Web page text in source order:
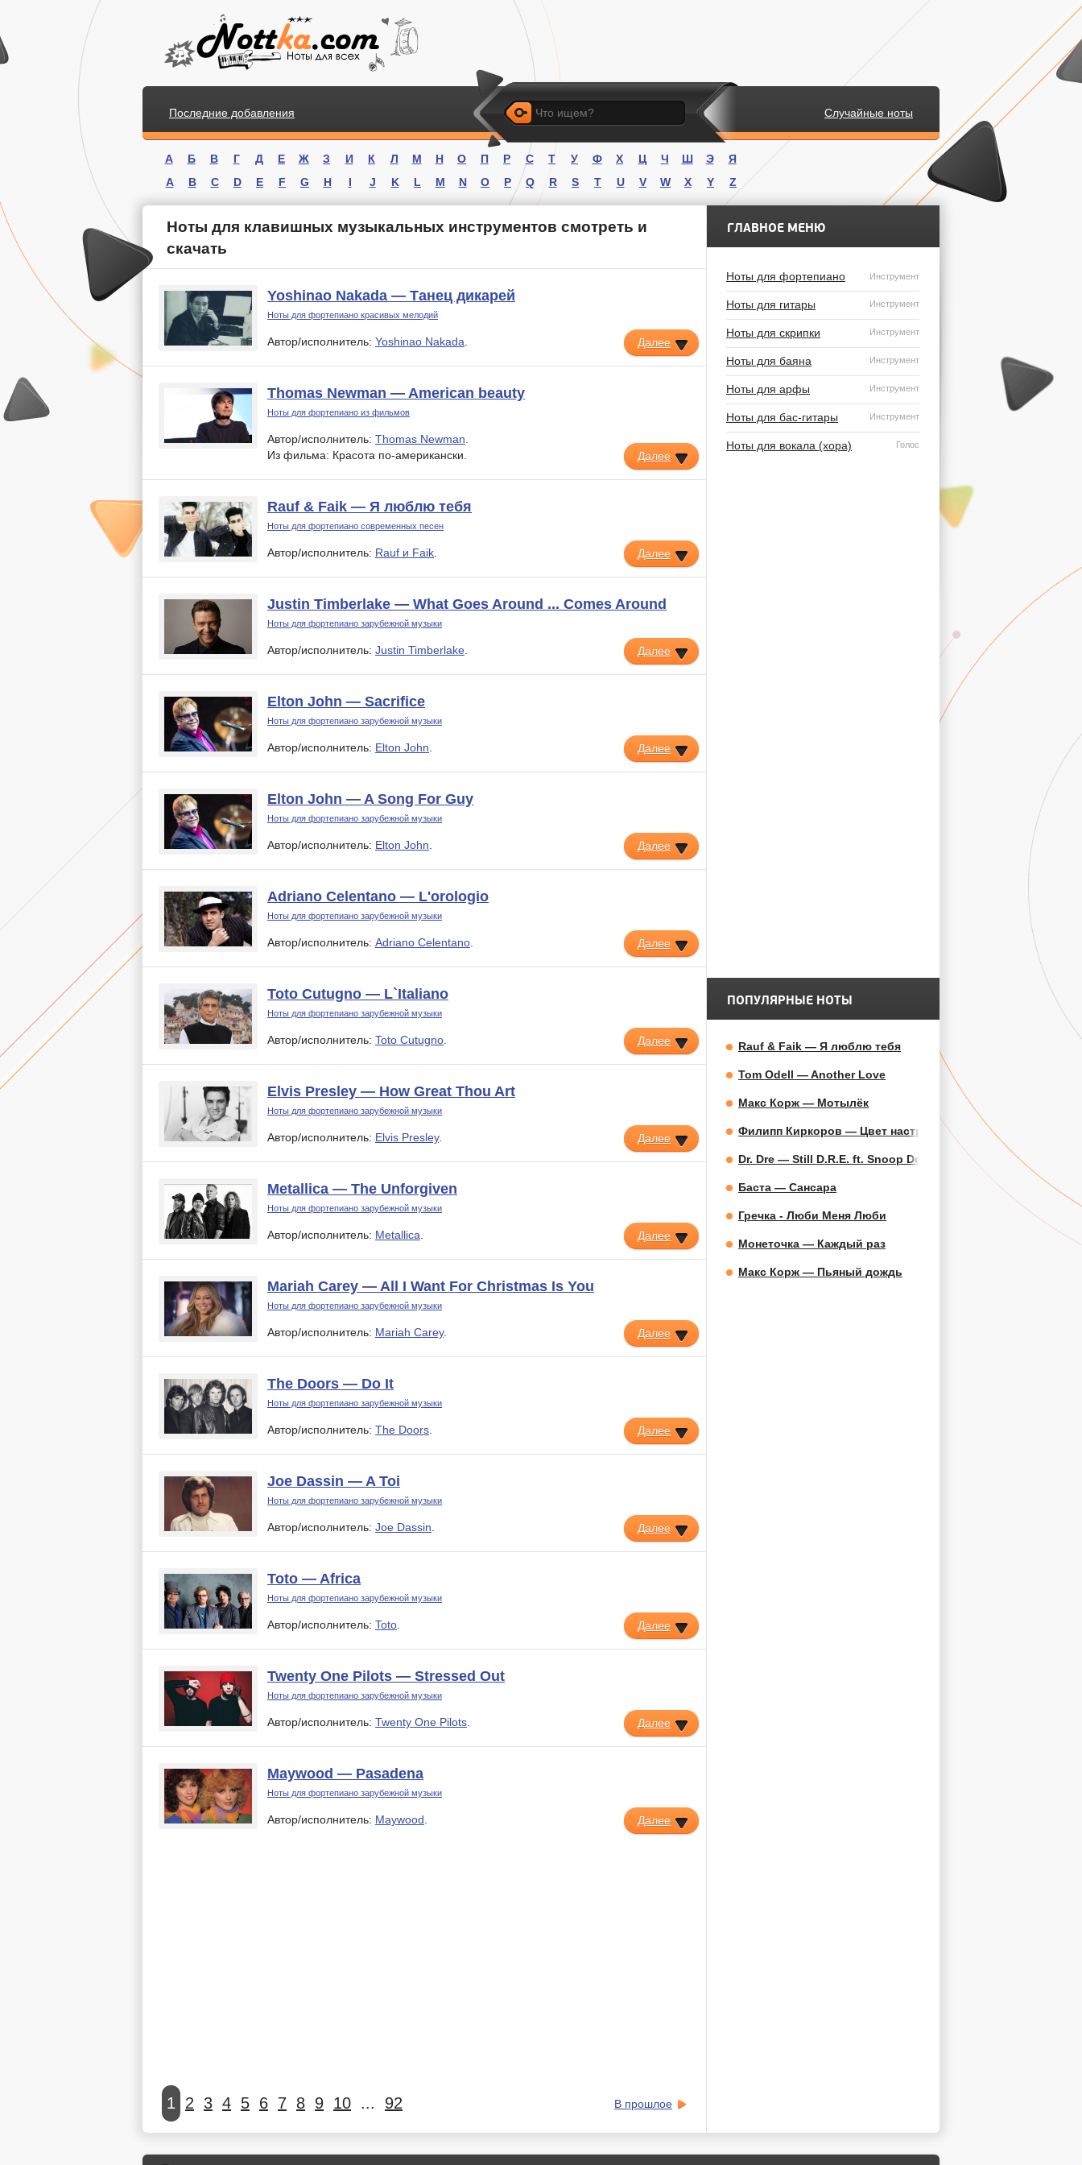
Последние добавления Случайные ноты
Искать
.
А Б В Г Д Е Ж З И К Л М Н О П Р С Т У Ф Х Ц Ч Ш Э
Я
A
B C D E F G H I J K L M N O P Q R S T U V W X Y Z
Ноты для клавишных музыкальных инструментов смотреть и
скачать
Yoshinao Nakada — Танец дикарей
Ноты для фортепиано красивых мелодий
Автор/исполнитель: Yoshinao Nakada. Далее
Thomas Newman — American beauty
Ноты для фортепиано из фильмов
Автор/исполнитель: Thomas Newman.
Из фильма: Красота по-американски.
Далее
Rauf & Faik — Я люблю тебя
Ноты для фортепиано современных песен
Автор/исполнитель: Rauf и Faik. Далее
Justin Timberlake — What Goes Around ... Comes Around
Ноты для фортепиано зарубежной музыки
Автор/исполнитель: Justin Timberlake. Далее
Elton John — Sacrifice
Ноты для фортепиано зарубежной музыки
Автор/исполнитель: Elton John. Далее
Elton John — A Song For Guy
Ноты для фортепиано зарубежной музыки
Автор/исполнитель: Elton John. Далее
Adriano Celentano — L'orologio
Ноты для фортепиано зарубежной музыки
Автор/исполнитель: Adriano Celentano. Далее
Toto Cutugno — L`Italiano
Ноты для фортепиано зарубежной музыки
Автор/исполнитель: Toto Cutugno. Далее
Elvis Presley — How Great Thou Art
Ноты для фортепиано зарубежной музыки
Автор/исполнитель: Elvis Presley. Далее
Metallica — The Unforgiven
Ноты для фортепиано зарубежной музыки
Автор/исполнитель: Metallica. Далее
Mariah Carey — All I Want For Christmas Is You
Ноты для фортепиано зарубежной музыки
Автор/исполнитель: Mariah Carey. Далее
The Doors — Do It
Ноты для фортепиано зарубежной музыки
Автор/исполнитель: The Doors. Далее
Joe Dassin — A Toi
Ноты для фортепиано зарубежной музыки
Автор/исполнитель: Joe Dassin Далее
Toto — Africa
Ноты для фортепиано зарубежной музыки
Автор/исполнитель: Toto Далее
Twenty One Pilots — Stressed Out
Ноты для фортепиано зарубежной музыки
Автор/исполнитель: Twenty One Pilots Далее
Maywood — Pasadena
Ноты для фортепиано зарубежной музыки
Автор/исполнитель: Maywood Далее
В прошлое
1 2 3 4 5 6 7 8 9 10 ... 92
ГЛАВНОЕ МЕНЮ
Ноты для фортепиано Инструмент
Ноты для гитары Инструмент
Ноты для скрипки Инструмент
Ноты для баяна Инструмент
Ноты для арфы Инструмент
Ноты для бас-гитары Инструмент
Ноты для вокала (хора) Голос
ПОПУЛЯРНЫЕ НОТЫ
Rauf & Faik — Я люблю тебя
Tom Odell — Another Love
Макс Корж — Мотылёк
Филипп Киркоров — Цвет настроения синий
Dr. Dre — Still D.R.E. ft. Snoop Dogg
Баста — Сансара
Гречка - Люби Меня Люби
Монеточка — Каждый раз
Макс Корж — Пьяный дождь